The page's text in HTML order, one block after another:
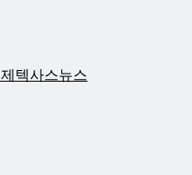
텍사스뉴스